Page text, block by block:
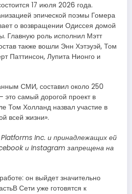
17 июля 2026 года.
эпической поэмы Гомера
о возвращении Одиссея домой
Главную роль исполнил Мэтт
также вошли Энн Хэтэуэй, Том
Паттинсон, Лупита Нионго и
СМИ, составил около 250
самый дорогой проект в
Том Холланд назвал участие в
всей жизни».
Inc. и принадлежащих ей
и Instagram запрещена на
он выйдет значительно
Сети уже готовятся к